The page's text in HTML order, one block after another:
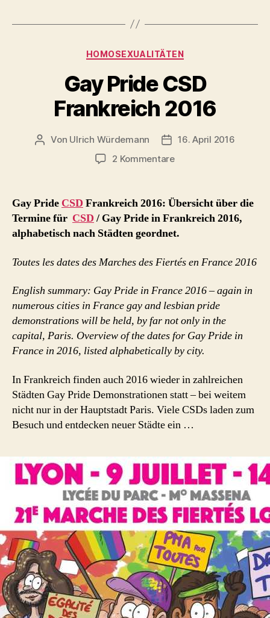
–
1981“
Kategorien
HOMOSEXUALITÄTEN
Gay Pride CSD
Frankreich 2016
Beitragsautor
Von Ulrich Würdemann Beitragsdatum
16. April 2016
2 Kommentarezu
CSD
Frankreich
2016
Gay Pride CSD Frankreich 2016: Übersicht über die
Termine für CSD / Gay Pride in Frankreich 2016,
alphabetisch nach Städten geordnet.
Toutes les dates des Marches des Fiertés en France 2016
English summary: Gay Pride in France 2016 – again in
numerous cities in France gay and lesbian pride
demonstrations will be held, by farnot only in the
capital, Paris. Overview of thedates for GayPride in
France in 2016, listed alphabeticallyby city.
In Frankreich finden auch 2016 wieder in zahlreichen
Städten Gay Pride Demonstrationen statt – bei weitem
nicht nur in der Hauptstadt Paris. Viele CSDs laden zum
Besuch und entdecken neuer Städte ein …